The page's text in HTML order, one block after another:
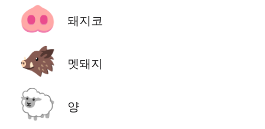
🐽 돼지코
🐗 멧돼지
🐑 양